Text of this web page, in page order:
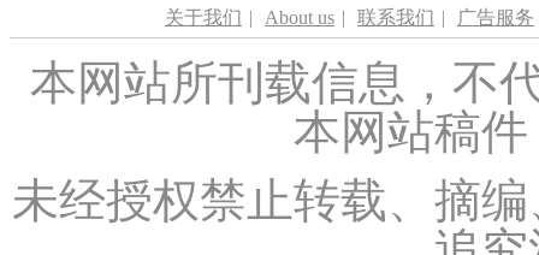
关于我们 | About us | 联系我们 | 广告服务
本网站所刊载信息，不
本网站稿
未经授权禁止转载、摘